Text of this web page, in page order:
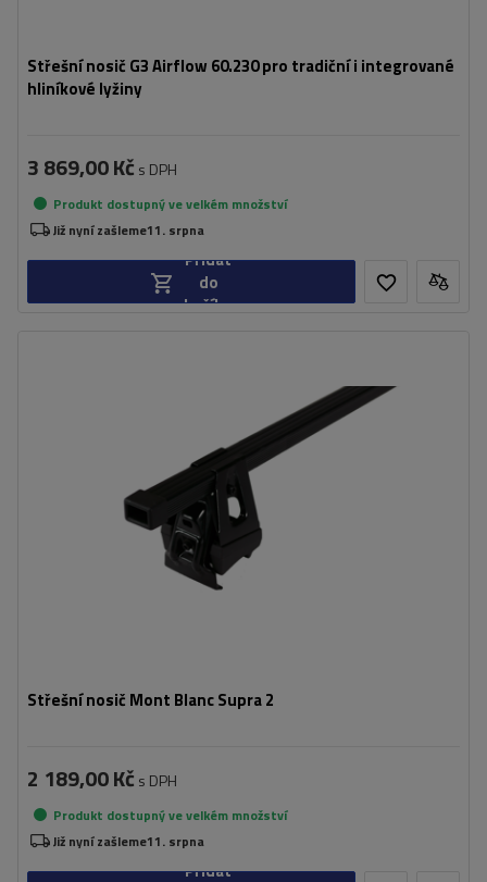
Střešní nosič G3 Airflow 60.230 pro tradiční i integrované
hliníkové lyžiny
3 869,00 Kč s DPH
Produkt dostupný ve velkém množství
Již nyní zašleme11. srpna
Přidat
do
košíku
Střešní nosič Mont Blanc Supra 2
2 189,00 Kč s DPH
Produkt dostupný ve velkém množství
Již nyní zašleme11. srpna
Přidat